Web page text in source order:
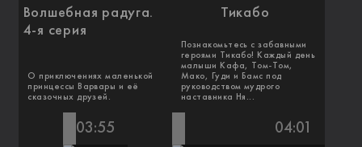
Волшебная радуга.
4-я серия
О приключениях маленькой
принцессы Варвары и её
сказочных друзей.
Тикабо
Познакомьтесь с забавными
героями Тикабо! Каждый день
малыши Кафа, Том-Том,
Мако, Гуди и Бамс под
руководством мудрого
наставника Ня...
03:55 04:01